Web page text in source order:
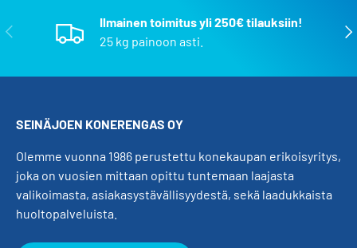
Edellinen
Ilmainen toimitus yli 250€ tilauksiin!
25 kg painoon asti.
SEINÄJOEN KONERENGAS OY
Olemme vuonna 1986 perustettu konekaupan erikoisyritys,
joka on vuosien mittaan opittu tuntemaan laajasta
valikoimasta, asiakasystävällisyydestä, sekä laadukkaista
huoltopalveluista.